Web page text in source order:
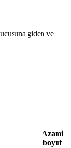
giden ve
Azami
boyut